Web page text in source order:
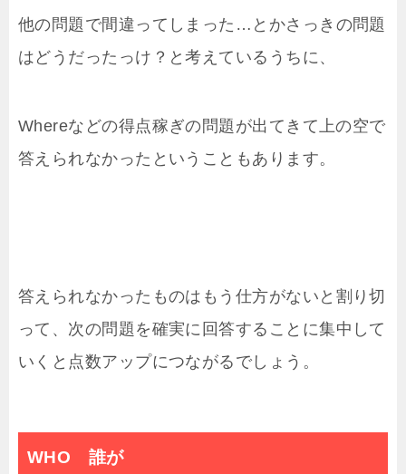
他の問題で間違ってしまった…とかさっきの問題
はどうだったっけ？と考えているうちに、
Whereなどの得点稼ぎの問題が出てきて上の空で
答えられなかったということもあります。
答えられなかったものはもう仕方がないと割り切
って、次の問題を確実に回答することに集中して
いくと点数アップにつながるでしょう。
WHO 誰が